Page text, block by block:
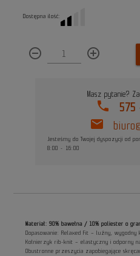
Dostępna ilość:
remove_circle_outline add_circle_outline
Masz pytanie?
phone 575
mail
Jesteśmy do Twojej dyspozycji od
8:00 - 16:00
Materiał: 90% bawełna / 10% poliester o
Dopasowanie: Relaxed Fit – luźny, wygodny
Kołnierzyk rib-knit – elastyczny i odporny
Obustronne przeszycia zapobiegające